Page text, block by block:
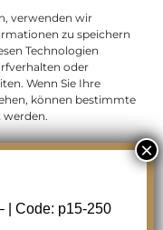
verwenden wir
zu speichern
Technologien
oder
Wenn Sie Ihre
können bestimmte
| All Rights
| Code: p15-250